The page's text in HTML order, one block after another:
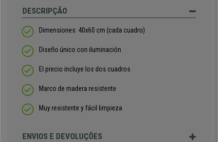
DESCRIPÇÃO
Dimensiones: 40x60 cm (cada cuadro)
Diseño único con iluminación
El precio incluye los dos cuadros
Marco de madera resistente
Muy resistente y fácil limpieza
ENVIOS E DEVOLUÇÕES